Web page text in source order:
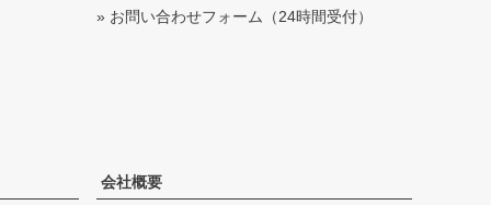
» お問い合わせフォーム （24時間受付）
会社概要